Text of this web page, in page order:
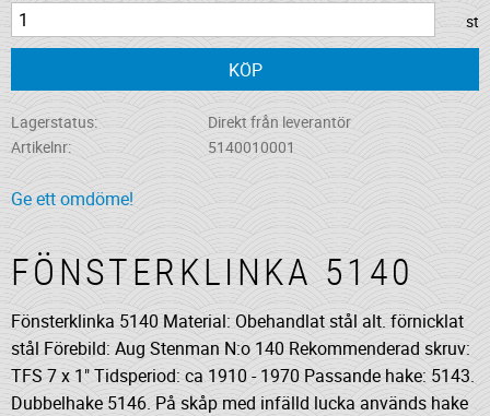
st
KÖP
Lagerstatus
Direkt från leverantör
Artikelnr
5140010001
Ge ett omdöme!
FÖNSTERKLINKA 5140
Fönsterklinka 5140 Material: Obehandlat stål alt. förnicklat
stål Förebild: Aug Stenman N:o 140 Rekommenderad skruv:
TFS 7 x 1" Tidsperiod: ca 1910 - 1970 Passande hake: 5143.
Dubbelhake 5146. På skåp med infälld lucka används hake